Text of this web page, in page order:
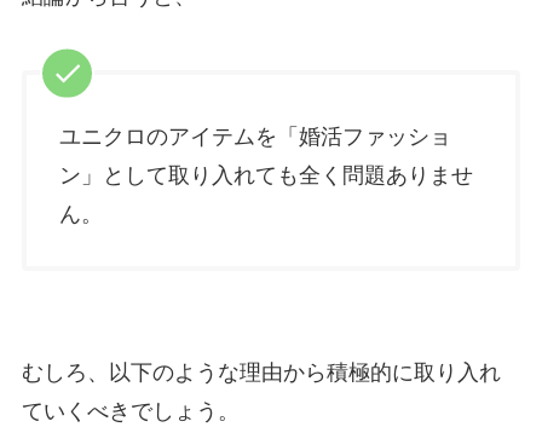
ユニクロのアイテムを「婚活ファッショ
ン」として取り入れても全く問題ありませ
ん。
むしろ、以下のような理由から積極的に取り入れ
ていくべきでしょう。